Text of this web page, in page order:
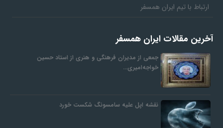
ارتباط با تیم ایران همسفر
آخرین مقالات ایران همسفر
جمعی از مدیران فرهنگی و هنری از استاد حسین
خواجه‌امیری…
نقشه اپل علیه سامسونگ شکست خورد